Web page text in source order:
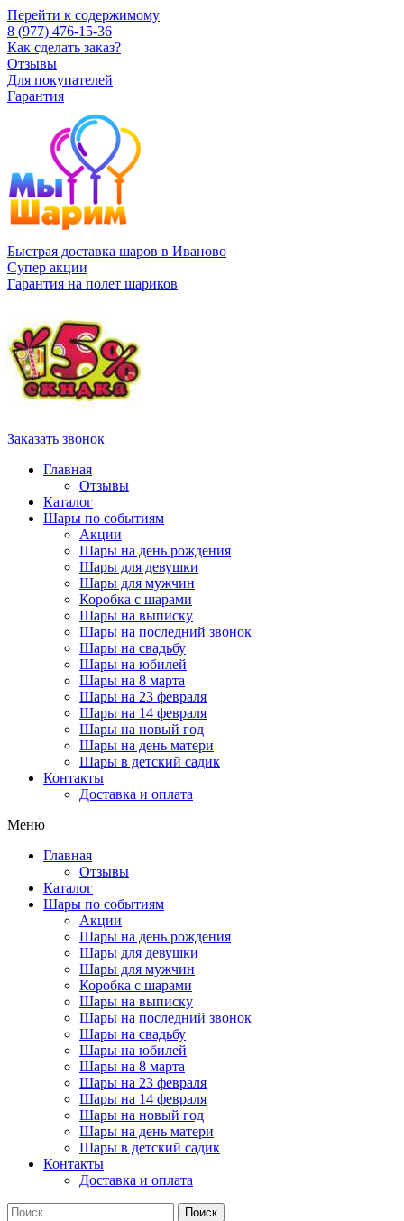
Перейти к содержимому
8 (977) 476-15-36
Как сделать заказ?
Отзывы
Для покупателей
Гарантия
Быстрая доставка шаров в Иваново
Супер акции
Гарантия на полет шариков
Заказать звонок
Главная
Отзывы
Каталог
Шары по событиям
Акции
Шары на день рождения
Шары для девушки
Шары для мужчин
Коробка с шарами
Шары на выписку
Шары на последний звонок
Шары на свадьбу
Шары на юбилей
Шары на 8 марта
Шары на 23 февраля
Шары на 14 февраля
Шары на новый год
Шары на день матери
Шары в детский садик
Контакты
Доставка и оплата
Меню
Главная
Отзывы
Каталог
Шары по событиям
Акции
Шары на день рождения
Шары для девушки
Шары для мужчин
Коробка с шарами
Шары на выписку
Шары на последний звонок
Шары на свадьбу
Шары на юбилей
Шары на 8 марта
Шары на 23 февраля
Шары на 14 февраля
Шары на новый год
Шары на день матери
Шары в детский садик
Контакты
Доставка и оплата
Поиск